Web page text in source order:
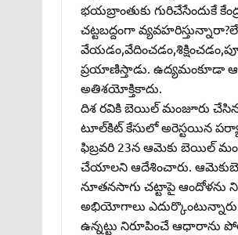
భయబ్రాంతుకు గురిచేసేందుకే
చట్టబద్దంగా
ప్రయాణిస్తాడు. ఉద్యమంకూడా
అతిశయోక్తికాదు.
దిశ రవికి బెయిల్‌ మంజూరు చేసిన
టూల్‌కిట్‌ కేసులో అరెస్టయిన
ఫిబ్రవరి 23న ఆమెకు బెయిల్‌
చేయాల‌ని ఆదేశించారు.
నూతనసాగు చట్టాపై ఆందోళను
అభియోగాలు ఎదుర్కొంటున్నారు.
ఉన్నట్టు నిరూపించే ఆధారాను